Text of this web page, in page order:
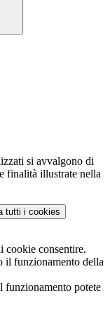
si avvalgono di
finalità illustrate nella
tutti i cookies
cookie consentire.
il funzionamento della
funzionamento potete